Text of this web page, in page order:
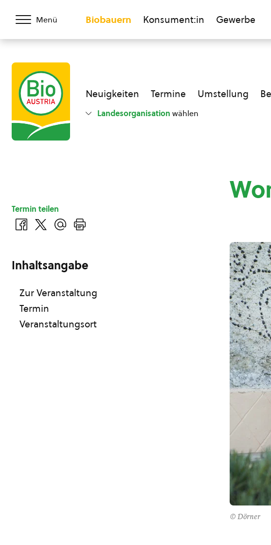
Menü Biobauern Konsument:in Gewerbe
Neuigkeiten Termine Umstellung
Landesorganisation wählen
© Dörner
Termin teilen
Inhaltsangabe
Zur Veranstaltung
Termin
Veranstaltungsort